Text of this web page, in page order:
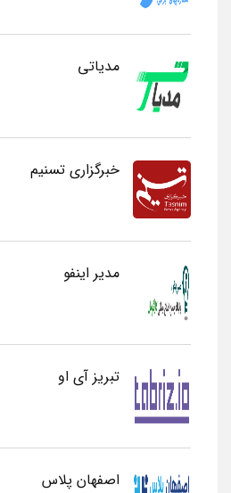
مدیاتی
خبرگزاری تسنیم
مدیر اینفو
تبریز آی او
اصفهان پلاس